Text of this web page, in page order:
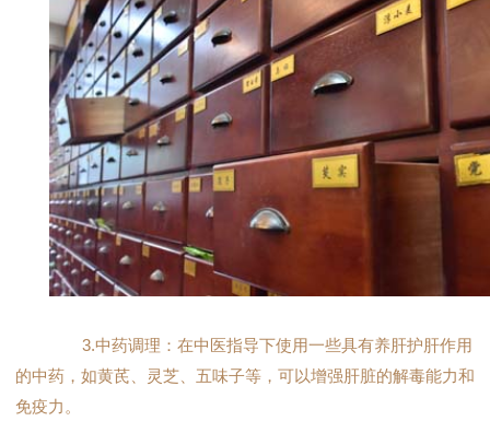
3.中药调理：在中医指导下使用一些具有养肝护肝作用
的中药，如黄芪、灵芝、五味子等，可以增强肝脏的解毒能力和
免疫力。